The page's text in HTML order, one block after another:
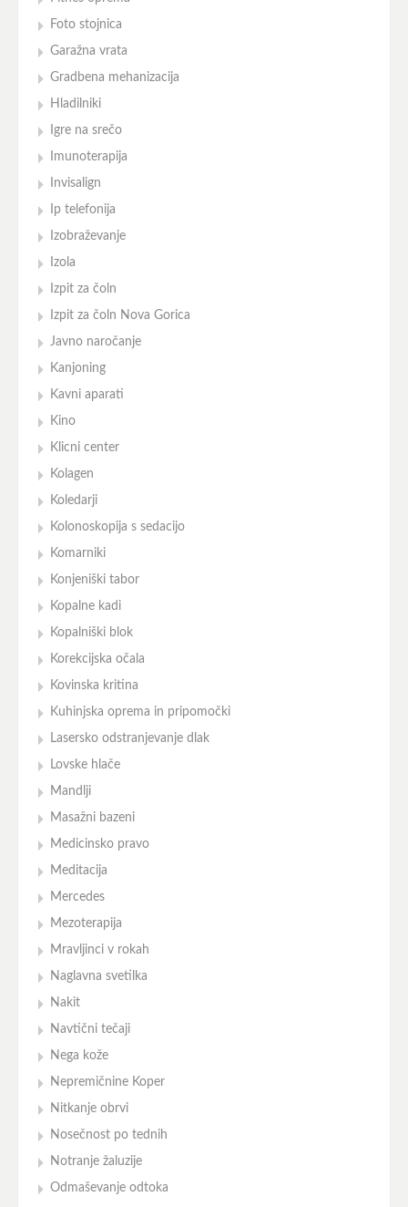
Foto stojnica
Garažna vrata
Gradbena mehanizacija
Hladilniki
Igre na srečo
Imunoterapija
Invisalign
Ip telefonija
Izobraževanje
Izola
Izpit za čoln
Izpit za čoln Nova Gorica
Javno naročanje
Kanjoning
Kavni aparati
Kino
Klicni center
Kolagen
Koledarji
Kolonoskopija s sedacijo
Komarniki
Konjeniški tabor
Kopalne kadi
Kopalniški blok
Korekcijska očala
Kovinska kritina
Kuhinjska oprema in pripomočki
Lasersko odstranjevanje dlak
Lovske hlače
Mandlji
Masažni bazeni
Medicinsko pravo
Meditacija
Mercedes
Mezoterapija
Mravljinci v rokah
Naglavna svetilka
Nakit
Navtični tečaji
Nega kože
Nepremičnine Koper
Nitkanje obrvi
Nosečnost po tednih
Notranje žaluzije
Odmaševanje odtoka